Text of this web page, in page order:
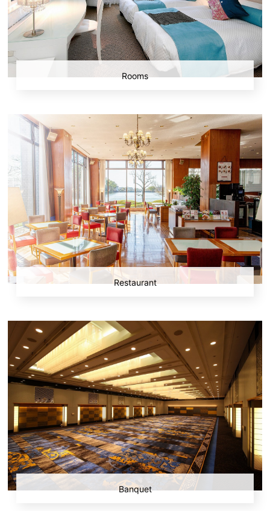
Rooms
Restaurant
Banquet